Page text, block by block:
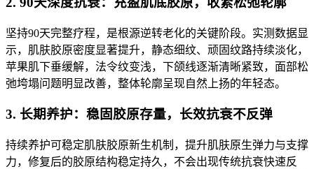
坚持90天完整疗程，是根源逆转老化的关键阶段。实测数据显
示，肌肤胶原密度显著提升，静态细纹、顽固纹路持续淡化，
苹果肌下垂缓解，法令纹变浅，下颌线逐渐清晰紧致，面部松
弛垮塌问题明显改善，整体轮廓呈现自然上扬的年轻态。
3. 长期养护：稳固胶原存量，长效抗衰不反弹
持续养护可稳定肌肤胶原新生机制，提升肌肤原生弹力与支撑
力，修复后的胶原结构稳定持久，不会出现传统抗衰快速反